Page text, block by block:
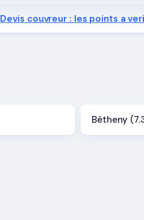
Devis couvreur : les points a
Bétheny